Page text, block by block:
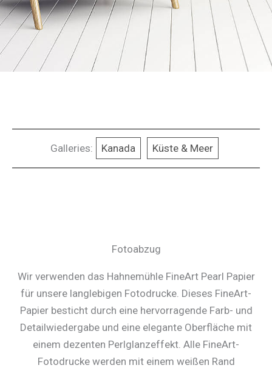
Galleries: Kanada Küste & Meer
Fotoabzug
Wir verwenden das Hahnemühle FineArt Pearl Papier
für unsere langlebigen Fotodrucke. Dieses FineArt-
Papier besticht durch eine hervorragende Farb- und
Detailwiedergabe und eine elegante Oberfläche mit
einem dezenten Perlglanzeffekt. Alle FineArt-
Fotodrucke werden mit einem weißen Rand